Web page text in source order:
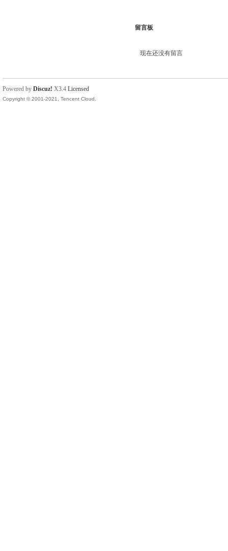
留言板
现在还没有留言
Powered by Discuz! X3.4 Licensed
Copyright © 2001-2021, Tencent Cloud.